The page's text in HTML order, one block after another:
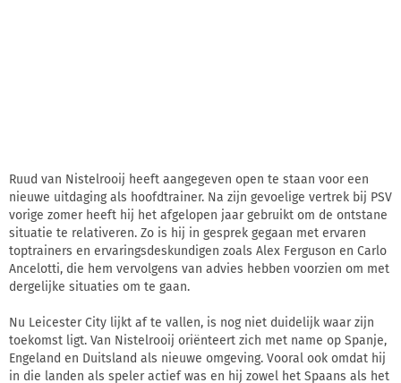
Ruud van Nistelrooij heeft aangegeven open te staan voor een
nieuwe uitdaging als hoofdtrainer. Na zijn gevoelige vertrek bij PSV
vorige zomer heeft hij het afgelopen jaar gebruikt om de ontstane
situatie te relativeren. Zo is hij in gesprek gegaan met ervaren
toptrainers en ervaringsdeskundigen zoals Alex Ferguson en Carlo
Ancelotti, die hem vervolgens van advies hebben voorzien om met
dergelijke situaties om te gaan.
Nu Leicester City lijkt af te vallen, is nog niet duidelijk waar zijn
toekomst ligt. Van Nistelrooij oriënteert zich met name op Spanje,
Engeland en Duitsland als nieuwe omgeving. Vooral ook omdat hij
in die landen als speler actief was en hij zowel het Spaans als het